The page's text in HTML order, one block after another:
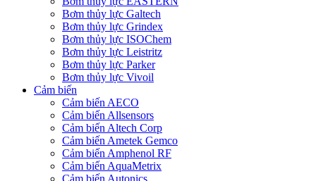
Bơm thủy lực Galtech
Bơm thủy lực Grindex
Bơm thủy lực ISOChem
Bơm thủy lực Leistritz
Bơm thủy lực Parker
Bơm thủy lực Vivoil
Cảm biến
Cảm biến AECO
Cảm biến Allsensors
Cảm biến Altech Corp
Cảm biến Ametek Gemco
Cảm biến Amphenol RF
Cảm biến AquaMetrix
Cảm biến Autonics